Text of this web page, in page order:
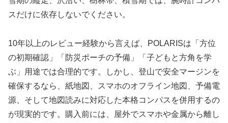
スだけに依存しないでください。
10年以上のレビュー経験から言えば、POLARISは「方位
の初期確認」「防災ポーチの予備」「子どもと方角を学
ぶ」用途では合理的です。しかし、登山で安全マージンを
確保するなら、紙地図、スマホのオフライン地図、予備電
源、そして地図読みに対応した本格コンパスを併用するの
が現実的です。購入前には、屋外でスマホや金属から離し